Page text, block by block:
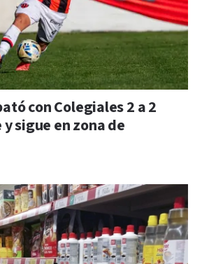
con Colegiales 2 a 2
sigue en zona de